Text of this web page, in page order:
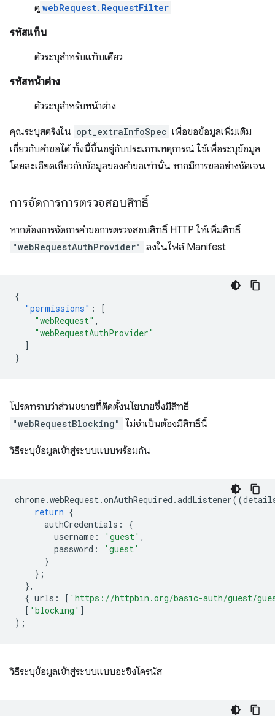
ดู webRequest.RequestFilter
รหัสแท็บ
ตัวระบุสำหรับแท็บเดียว
รหัสหน้าต่าง
ตัวระบุสำหรับหน้าต่าง
คุณระบุสตริงใน opt_extraInfoSpec เพื่อขอข้อมูลเพิ่มเติม
เกี่ยวกับคำขอได้ ทั้งนี้ขึ้นอยู่กับประเภทเหตุการณ์ ใช้เพื่อระบุข้อมูล
โดยละเอียดเกี่ยวกับข้อมูลของคำขอเท่านั้น หากมีการขออย่างชัดเจน
การจัดการการตรวจสอบสิทธิ์
หากต้องการจัดการคำขอการตรวจสอบสิทธิ์ HTTP ให้เพิ่มสิทธิ์
"webRequestAuthProvider" ลงในไฟล์ Manifest
{
"permissions" :
[
"webRequest" ,
"webRequestAuthProvider"
]
}
โปรดทราบว่าส่วนขยายที่ติดตั้งนโยบายซึ่งมีสิทธิ์
"webRequestBlocking" ไม่จำเป็นต้องมีสิทธิ์นี้
วิธีระบุข้อมูลเข้าสู่ระบบแบบพร้อมกัน
chrome.webRequest.onAuthRequired .addListener((
return {
authCredentials :
{
username : 'guest' ,
password :
'guest'
}
};
},
{ urls : [ 'https://httpbin.org/basic-auth/guest/
[ 'blocking' ]
);
วิธีระบุข้อมูลเข้าสู่ระบบแบบอะซิงโครนัส